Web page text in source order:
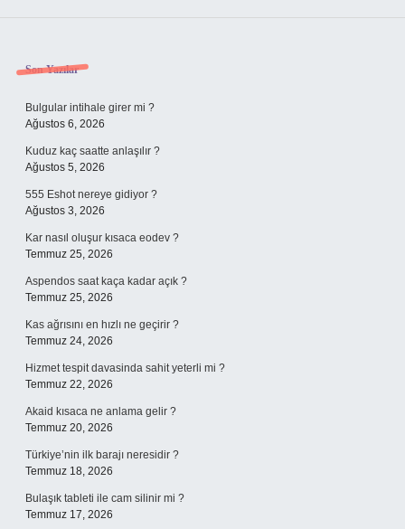
Sidebar
Son Yazılar
Bulgular intihale girer mi ?
Ağustos 6, 2026
Kuduz kaç saatte anlaşılır ?
Ağustos 5, 2026
555 Eshot nereye gidiyor ?
Ağustos 3, 2026
Kar nasıl oluşur kısaca eodev ?
Temmuz 25, 2026
Aspendos saat kaça kadar açık ?
Temmuz 25, 2026
Kas ağrısını en hızlı ne geçirir ?
Temmuz 24, 2026
Hizmet tespit davasinda sahit yeterli mi ?
Temmuz 22, 2026
Akaid kısaca ne anlama gelir ?
Temmuz 20, 2026
Türkiye’nin ilk barajı neresidir ?
Temmuz 18, 2026
Bulaşık tableti ile cam silinir mi ?
Temmuz 17, 2026